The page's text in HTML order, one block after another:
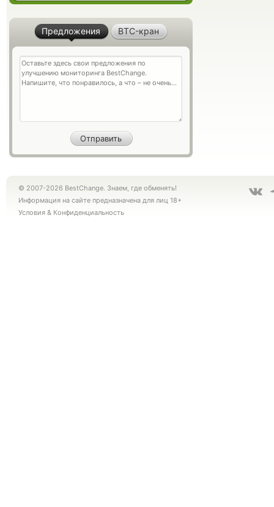
Предложения BTC-кран
© 2007-2026 BestChange. Знаем, где обменять!
Информация на сайте предназначена для лиц 18+
Условия & Конфиденциальность